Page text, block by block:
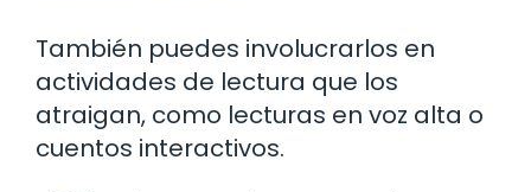
También puedes involucrarlos en
actividades de lectura que los
atraigan, como lecturas en voz alta o
cuentos interactivos.